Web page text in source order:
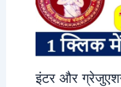
इंटर और ग्रेजुएशन